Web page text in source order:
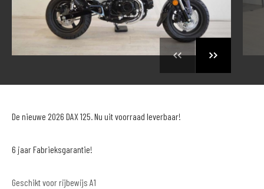
De nieuwe 2026 DAX 125. Nu uit voorraad leverbaar!
6 jaar Fabrieksgarantie!
Geschikt voor rijbewijs A1